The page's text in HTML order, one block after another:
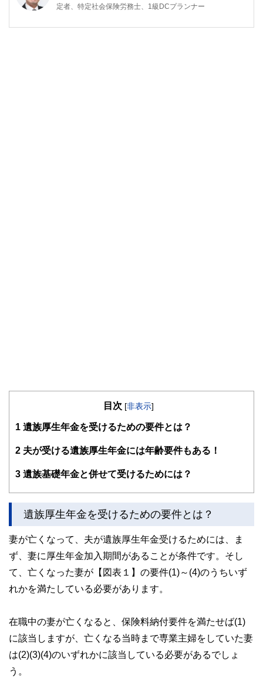
定者、特定社会保険労務士、1級DCプランナー
専門は公的年金で、活動拠点は横浜。これまで公的年金につ
目次 [非表示]
1 遺族厚生年金を受けるための要件とは？
2 夫が受ける遺族厚生年金には年齢要件もある！
3 遺族基礎年金と併せて受けるためには？
遺族厚生年金を受けるための要件とは？
妻が亡くなって、夫が遺族厚生年金受けるためには、ま
ず、妻に厚生年金加入期間があることが条件です。そし
て、亡くなった妻が【図表１】の要件(1)～(4)のうちいず
れかを満たしている必要があります。
在職中の妻が亡くなると、保険料納付要件を満たせば(1)
に該当しますが、亡くなる当時まで専業主婦をしていた妻
は(2)(3)(4)のいずれかに該当している必要があるでしょ
う。